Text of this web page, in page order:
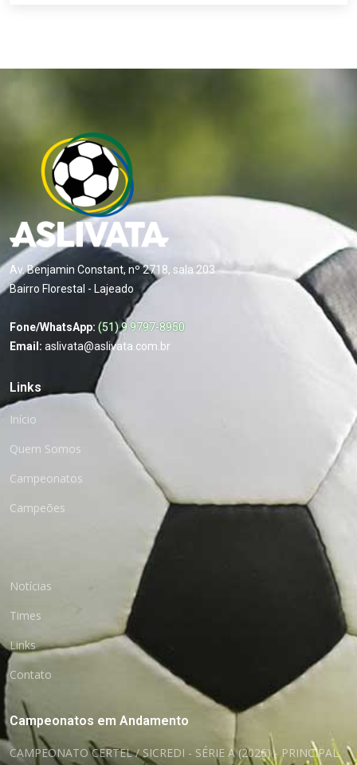
Av. Benjamin Constant, nº 2718, sala 203
Bairro Florestal - Lajeado
Fone/WhatsApp: (51) 9 9797-8950
Email: aslivata@aslivata.com.br
Links
Início
Quem Somos
Campeonatos
Campeões
Notícias
Times
Links
Contato
Campeonatos em Andamento
CAMPEONATO CERTEL / SICREDI - SÉRIE A (2026) - PRINCIPAL